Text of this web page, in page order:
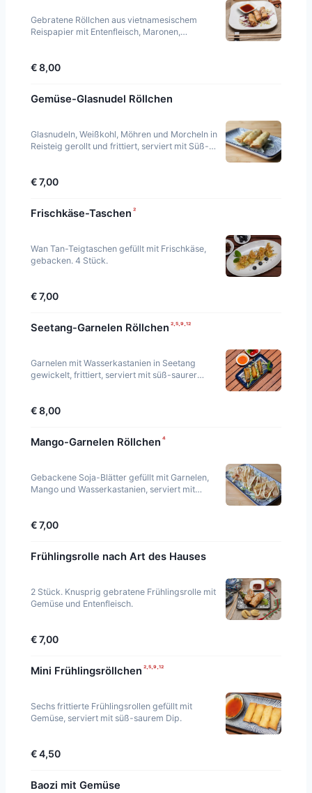
Gebratene Röllchen aus vietnamesischem
Reispapier mit Entenfleisch, Maronen,
€ 8,00
Gemüse-Glasnudel Röllchen
Glasnudeln, Weißkohl, Möhren und Morcheln in
Reisteig gerollt und frittiert, serviert mit Süß-
€ 7,00
Frischkäse-Taschen ²
Wan Tan-Teigtaschen gefüllt mit Frischkäse,
gebacken. 4 Stück.
€ 7,00
Seetang-Garnelen Röllchen ²·⁵·⁹·¹²
Garnelen mit Wasserkastanien in Seetang
gewickelt, frittiert, serviert mit süß-saurer
€ 8,00
Mango-Garnelen Röllchen ⁴
Gebackene Soja-Blätter gefüllt mit Garnelen,
Mango und Wasserkastanien, serviert mit
€ 7,00
Frühlingsrolle nach Art des Hauses
2 Stück. Knusprig gebratene Frühlingsrolle mit
Gemüse und Entenfleisch.
€ 7,00
Mini Frühlingsröllchen ²·⁵·⁹·¹²
Sechs frittierte Frühlingsrollen gefüllt mit
Gemüse, serviert mit süß-saurem Dip.
€ 4,50
Baozi mit Gemüse